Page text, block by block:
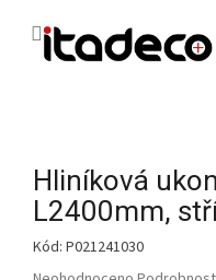
Hliníková
L2400mm,
Kód: P021241030